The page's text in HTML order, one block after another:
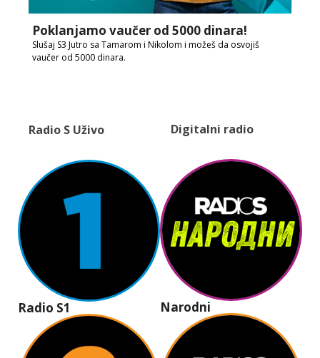
Poklanjamo vaučer od 5000 dinara!
Slušaj S3 Jutro sa Tamarom i Nikolom i možeš da osvojiš
vaučer od 5000 dinara.
Radio S Uživo
Radio S1
Digitalni radio
Narodni